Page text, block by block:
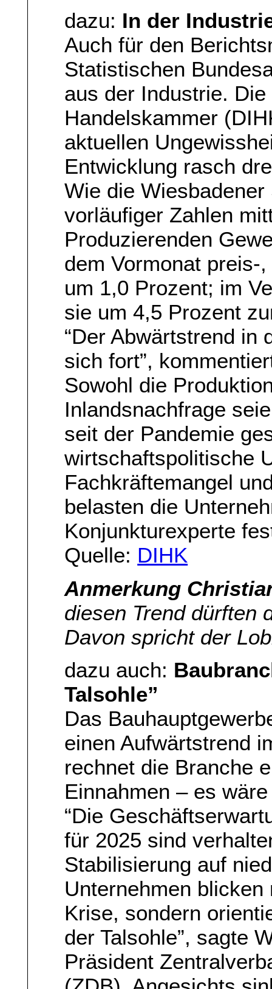
dazu: In der
Auch für den
Statistischen
aus der Industrie.
Handelskammer
aktuellen
Entwicklung rasch
Wie die
vorläufiger Zahlen
Produzierenden
dem Vormonat preis-
um 1,0 Prozent; im
sie um 4,5 Prozent
“Der Abwärtstrend in
sich fort”,
Sowohl die
Inlandsnachfrage
seit der Pandemie
wirtschaftspolitische
Fachkräftemangel
belasten die
Konjunkturexperte
Quelle: DIHK
Anmerkung
diesen Trend dürften
Davon spricht der
dazu auch:
Talsohle”
Das
einen Aufwärtstrend
rechnet die Branche
Einnahmen – es
“Die
für 2025 sind
Stabilisierung auf
Unternehmen
Krise, sondern
der Talsohle”, sagte
Präsident